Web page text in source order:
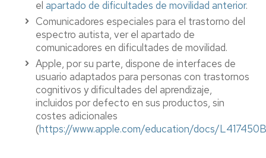
el apartado de dificultades de movilidad anterior.
Comunicadores especiales para el trastorno del
espectro autista, ver el apartado de
comunicadores en dificultades de movilidad.
Apple, por su parte, dispone de interfaces de
usuario adaptados para personas con trastornos
cognitivos y dificultades del aprendizaje,
incluidos por defecto en sus productos, sin
costes adicionales
(https://www.apple.com/education/docs/